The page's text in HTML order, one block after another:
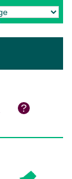
Translate